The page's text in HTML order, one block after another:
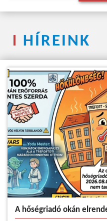
HÍREINK
A hőségriadó okán